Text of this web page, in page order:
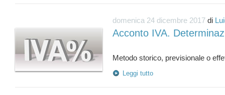
domenica 24 dicembre 2017 di
Acconto IVA.
Leggi tutto